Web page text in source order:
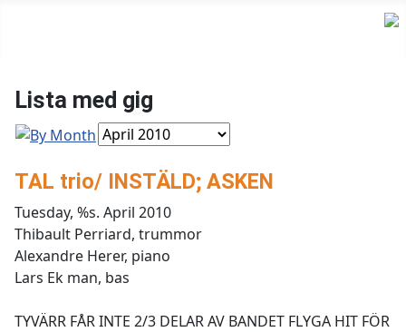
Lista med gig
TAL trio/ INSTÄLD; ASKEN
Tuesday, %s. April 2010
Thibault Perriard, trummor
Alexandre Herer, piano
Lars Ek man, bas
TYVÄRR FÅR INTE 2/3 DELAR AV BANDET FLYGA HIT FÖR